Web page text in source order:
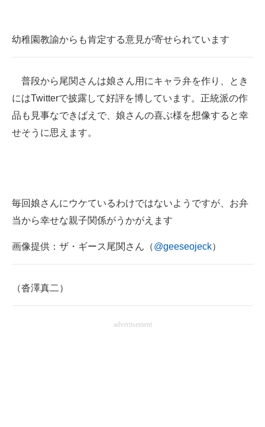
幼稚園教諭からも肯定する意見が寄せられています
普段から尾関さんは娘さん用にキャラ弁を作り、とき
にはTwitterで披露して好評を博しています。正統派の作
品も見事なできばえで、娘さんの喜ぶ様を想像すると幸
せそうに思えます。
毎回娘さんにウケているわけではないようですが、お弁
当から幸せな親子関係がうかがえます
画像提供：ザ・ギース尾関さん（@geeseojeck）
（沓澤真二）
advertisement